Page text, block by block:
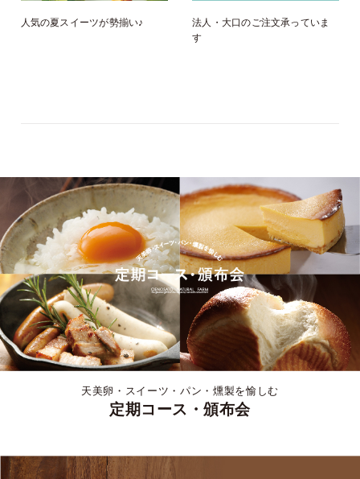
人気の夏スイーツが勢揃い♪
法人・大口のご注文承っていま
す
天美卵・スイーツ・パン・燻製を愉しむ
定期コース・頒布会